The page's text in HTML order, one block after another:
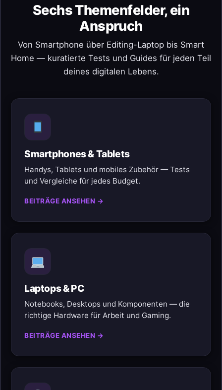
Sechs Themenfelder, ein
Anspruch
Von Smartphone über Editing-Laptop bis Smart
Home — kuratierte Tests und Guides für jeden Teil
deines digitalen Lebens.
Smartphones & Tablets
Handys, Tablets und mobiles Zubehör — Tests
und Vergleiche für jedes Budget.
BEITRÄGE ANSEHEN →
Laptops & PC
Notebooks, Desktops und Komponenten — die
richtige Hardware für Arbeit und Gaming.
BEITRÄGE ANSEHEN →